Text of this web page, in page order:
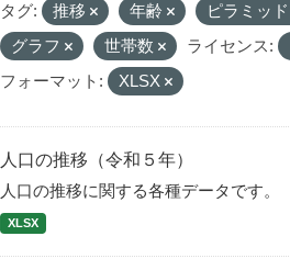
タグ: 推移 年齢 ピラミッド
グラフ
世帯数 ライセンス:
フォーマット:
XLSX
人口の推移（令和５年）
人口の推移に関する各種データです。
XLSX